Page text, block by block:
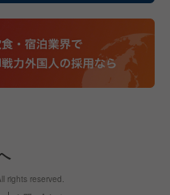
rights reserved.